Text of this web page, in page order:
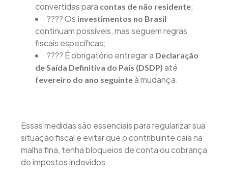
convertidas para contas de não residente;
???? Os investimentos no Brasil
continuam possíveis, mas seguem regras
fiscais específicas;
???? É obrigatório entregar a Declaração
de Saída Definitiva do País (DSDP) até
fevereiro do ano seguinteà mudança.
Essas medidas são essenciais para regularizar sua
situação fiscal e evitar que o contribuinte caia na
malha fina, tenha bloqueios de conta ou cobrança
de impostos indevidos.